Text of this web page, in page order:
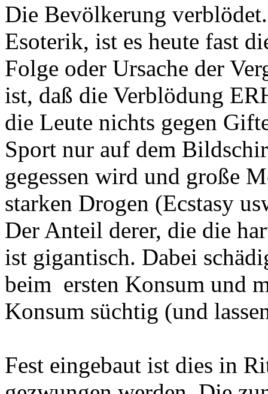
Die Bevölkerung
Esoterik, ist es heute fast
Folge oder Ursache der
ist, daß die Verblödung
die Leute nichts gegen
Sport nur auf dem
gegessen wird und große
starken Drogen (Ecstasy
Der Anteil derer, die die
ist gigantisch. Dabei
beim ersten Konsum und
Konsum süchtig (und
Fest eingebaut ist dies in